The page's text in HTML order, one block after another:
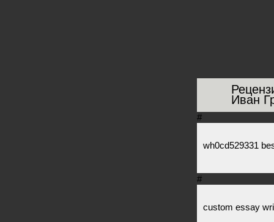
Иван
#
wh0cd529331
#
custom essay